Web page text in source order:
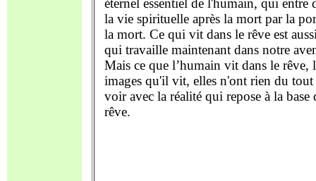
éternel essentiel de l'humain, qui entre
la vie spirituelle après la mort par la
la mort. Ce qui vit dans le rêve est
qui travaille maintenant dans notre
Mais ce que l’humain vit dans le rêve,
images qu'il vit, elles n'ont rien du tout
voir avec la réalité qui repose à la base
rêve.